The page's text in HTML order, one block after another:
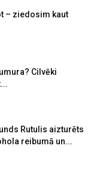
– ziedosim kaut
Cilvēki
Rutulis aizturēts
reibumā un...